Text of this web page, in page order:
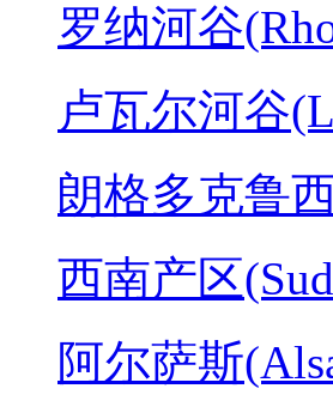
罗纳河谷
卢瓦尔河谷
朗格多克鲁
西南产区
阿尔萨斯